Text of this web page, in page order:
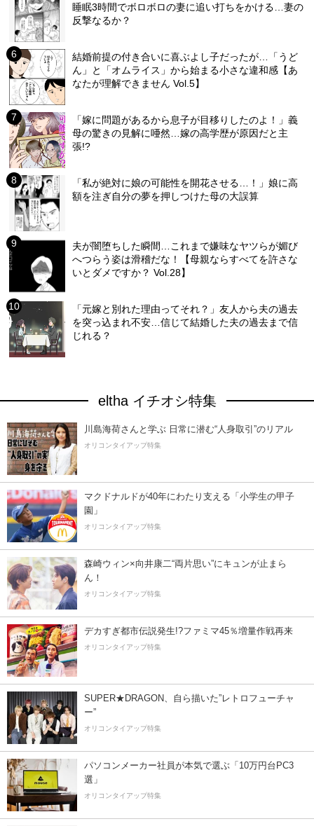
睡眠3時間でボロボロの妻に追い打ちをかける…妻の
反撃なるか？
結婚前提の付き合いに喜ぶよし子だったが…「うど
ん」と「オムライス」から始まる小さな違和感【あ
なたが理解できません Vol.5】
「嫁に問題があるから息子が目移りしたのよ！」義
母の驚きの見解に唖然…嫁の高学歴が原因だと主
張!?
「私が絶対に娘の可能性を開花させる…！」娘に高
額を注ぎ自分の夢を押しつけた母の大誤算
夫が闇堕ちした瞬間…これまで嫌味なヤツらが媚び
へつらう姿は滑稽だな！【母親ならすべてを許さな
いとダメですか？ Vol.28】
「元嫁と別れた理由ってそれ？」友人から夫の過去
を突っ込まれ不安…信じて結婚した夫の過去まで信
じれる？
eltha イチオシ特集
川島海荷さんと学ぶ 日常に潜む“人身取引”のリアル
オリコンタイアップ特集
マクドナルドが40年にわたり支える「小学生の甲子
園」
オリコンタイアップ特集
森崎ウィン×向井康二“両片思い”にキュンが止まら
ん！
オリコンタイアップ特集
デカすぎ都市伝説発生!?ファミマ45％増量作戦再来
オリコンタイアップ特集
SUPER★DRAGON、自ら描いた”レトロフューチャ
ー”
オリコンタイアップ特集
パソコンメーカー社員が本気で選ぶ「10万円台PC3
選」
オリコンタイアップ特集